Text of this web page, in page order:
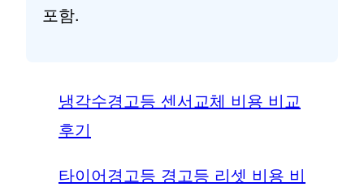
포함.
냉각수경고등 센서교체 비용 비교
후기
타이어경고등 경고등 리셋 비용 비